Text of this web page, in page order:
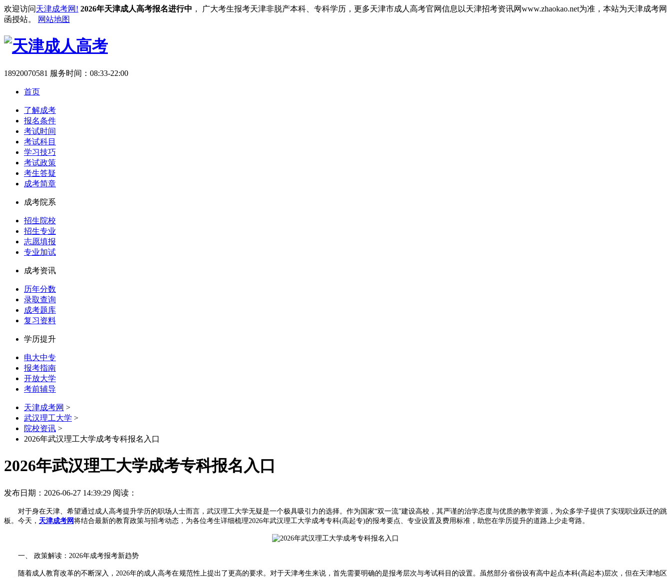
欢迎访问天津成考网! 2026年天津成人高考报名进行中 ， 广大考生报考天津非脱产本科、专科学历，更多天津市成人高考官网信息以天津招考资讯网www.zhaokao.net为准，本站为天津成考网
函授站。
网站地图
18920070581 服务时间：08:33-22:00
首页
了解成考
报名条件
考试时间
考试科目
学习技巧
考试政策
考生答疑
成考简章
成考院系
招生院校
招生专业
志愿填报
专业加试
成考资讯
历年分数
录取查询
成考题库
复习资料
学历提升
电大中专
报考指南
开放大学
考前辅导
天津成考网 >
武汉理工大学 >
院校资讯 >
2026年武汉理工大学成考专科报名入口
2026年武汉理工大学成考专科报名入口
发布日期：2026-06-27 14:39:29 阅读：
对于身在天津、希望通过成人高考提升学历的职场人士而言，武汉理工大学无疑是一个极具吸引力的选择。作为国家“双一流”建设高校，其严谨的治学态度与优质的教学资源，为众多学子提供了实现职业跃迁的跳
板。今天， 天津成考网将结合最新的教育政策与招考动态，为各位考生详细梳理2026年武汉理工大学成考专科(高起专)的报考要点、专业设置及费用标准，助您在学历提升的道路上少走弯路。
一、 政策解读：2026年成考报考新趋势
随着成人教育改革的不断深入，2026年的成人高考在规范性上提出了更高的要求。对于天津考生来说，首先需要明确的是报考层次与考试科目的设置。虽然部分省份设有高中起点本科(高起本)层次，但在天津地区